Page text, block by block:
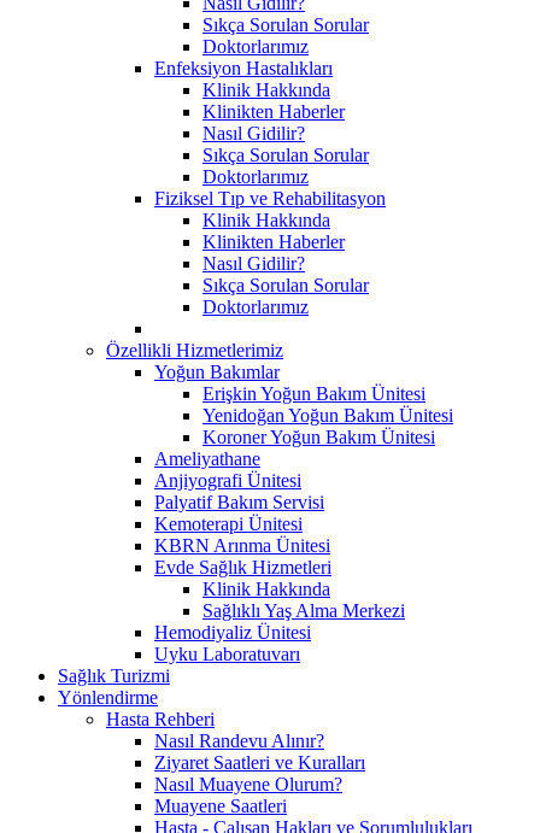
Sıkça Sorulan Sorular
Doktorlarımız
Enfeksiyon Hastalıkları
Klinik Hakkında
Klinikten Haberler
Nasıl Gidilir?
Sıkça Sorulan Sorular
Doktorlarımız
Fiziksel Tıp ve Rehabilitasyon
Klinik Hakkında
Klinikten Haberler
Nasıl Gidilir?
Sıkça Sorulan Sorular
Doktorlarımız
Özellikli Hizmetlerimiz
Yoğun Bakımlar
Erişkin Yoğun Bakım Ünitesi
Yenidoğan Yoğun Bakım Ünitesi
Koroner Yoğun Bakım Ünitesi
Ameliyathane
Anjiyografi Ünitesi
Palyatif Bakım Servisi
Kemoterapi Ünitesi
KBRN Arınma Ünitesi
Evde Sağlık Hizmetleri
Klinik Hakkında
Sağlıklı Yaş Alma Merkezi
Hemodiyaliz Ünitesi
Uyku Laboratuvarı
Sağlık Turizmi
Yönlendirme
Hasta Rehberi
Nasıl Randevu Alınır?
Ziyaret Saatleri ve Kuralları
Nasıl Muayene Olurum?
Muayene Saatleri
Hasta - Çalışan Hakları ve Sorumlulukları